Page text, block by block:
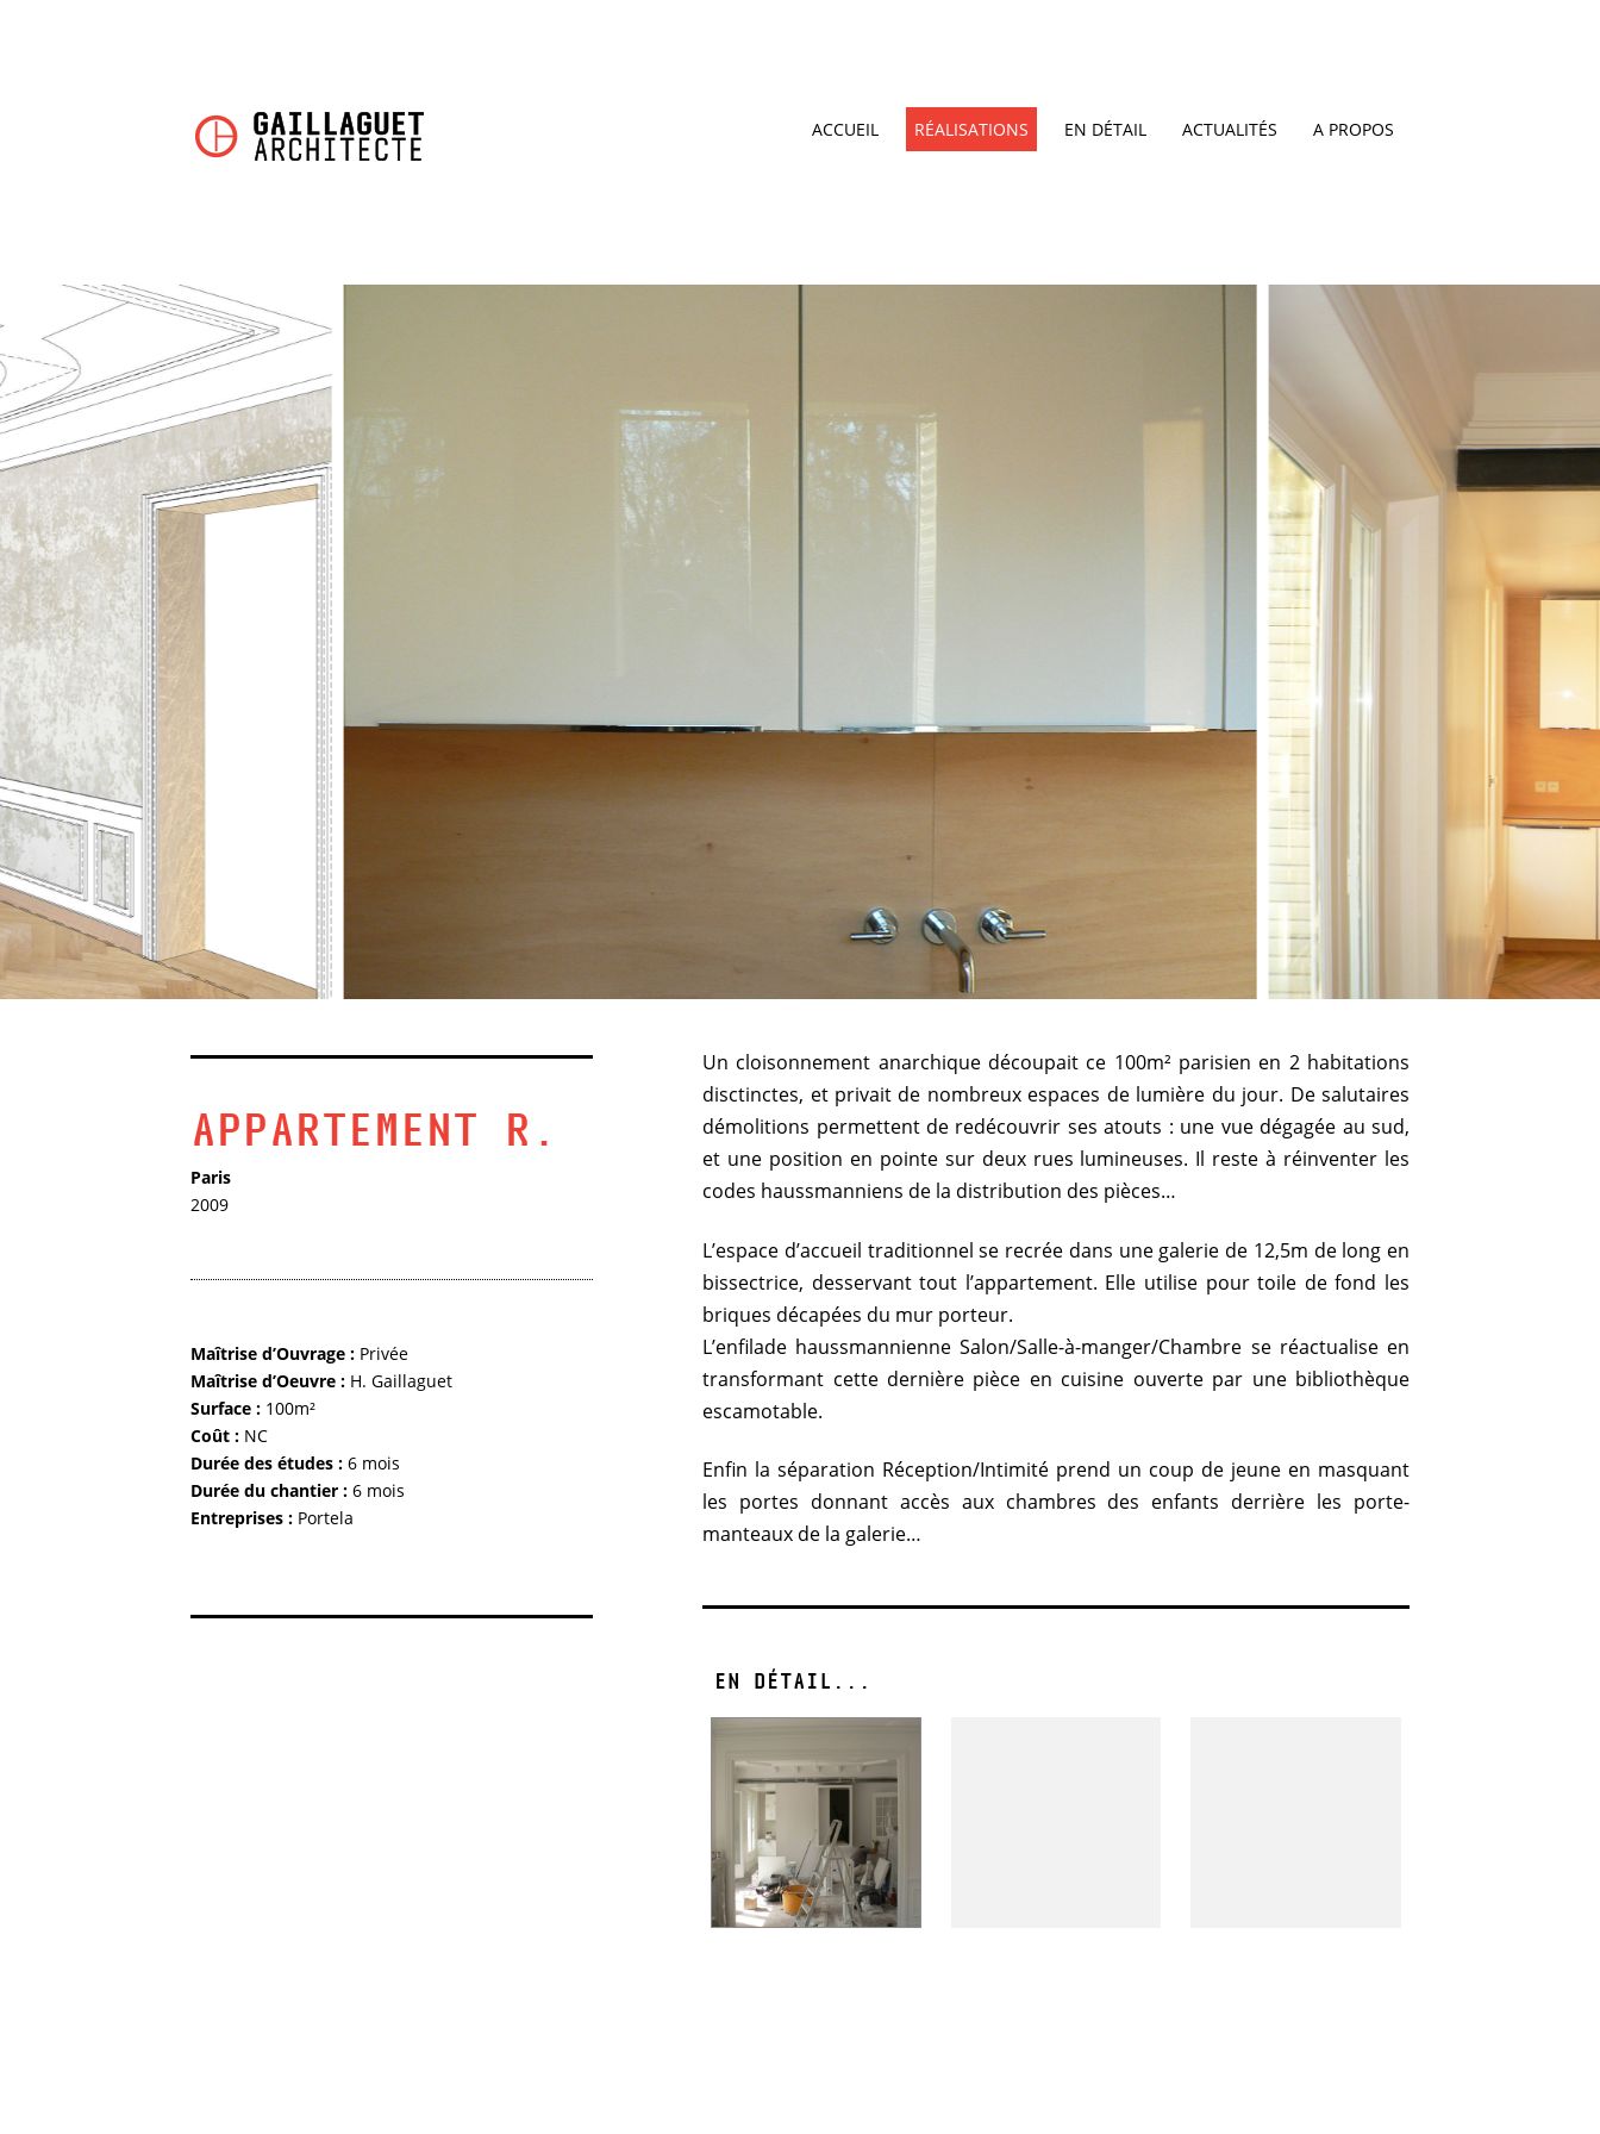
ACCUEIL RÉALISATIONS EN DÉTAIL ACTUALITÉS A PROPOS
APPARTEMENT R.
Paris
2009
Maîtrise d’Ouvrage : Privée
Maîtrise d’Oeuvre : H. Gaillaguet
Surface : 100m²
Coût : NC
Durée des études : 6 mois
Durée du chantier : 6 mois
Entreprises : Portela
Un cloisonnement anarchique découpait ce 100m² parisien en 2 habitations
disctinctes, et privait de nombreux espaces de lumière du jour. De salutaires
démolitions permettent de redécouvrir ses atouts : une vue dégagée au sud,
et une position en pointe sur deux rues lumineuses. Il reste à réinventer les
codes haussmanniens de la distribution des pièces…
L’espace d’accueil traditionnel se recrée dans une galerie de 12,5m de long en
bissectrice, desservant tout l’appartement. Elle utilise pour toile de fond les
briques décapées du mur porteur.
L’enfilade haussmannienne Salon/Salle-à-manger/Chambre se réactualise en
transformant cette dernière pièce en cuisine ouverte par une bibliothèque
escamotable.
Enfin la séparation Réception/Intimité prend un coup de jeune en masquant
les portes donnant accès aux chambres des enfants derrière les porte-
manteaux de la galerie…
EN DÉTAIL...